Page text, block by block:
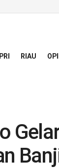
RIAU